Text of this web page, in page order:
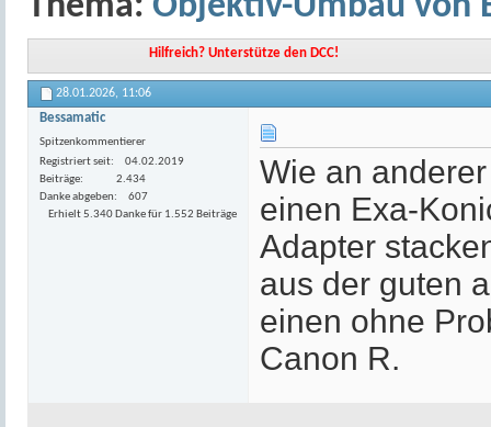
Hilfreich? Unterstütze den DCC!
28.01.2026, 11:06
Bessamatic
Spitzenkommentierer
Registriert seit
04.02.2019
Beiträge
2.434
Danke abgeben
607
Erhielt 5.340 Danke für 1.552 Beiträge
Wie an
einen Exa-
Adapter
aus der guten
einen ohne
Canon R.